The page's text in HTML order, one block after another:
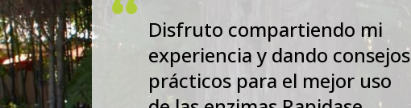
Disfruto compartiendo mi
experiencia y dando consejos
prácticos para el mejor uso